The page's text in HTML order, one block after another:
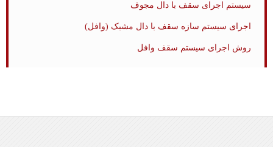
سیستم اجرای سقف با دال مجوف
اجرای سیستم سازه سقف با دال مشبک (وافل)
روش اجرای سیستم سقف وافل